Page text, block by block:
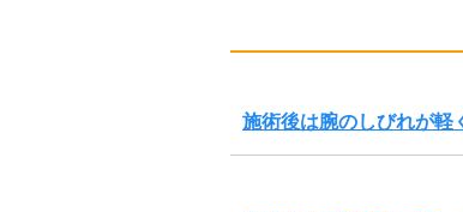
施術後は腕のしびれが軽